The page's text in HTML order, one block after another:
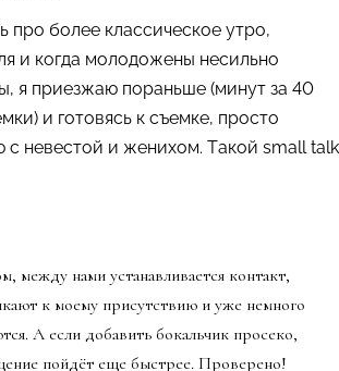
про более классическое утро,
и когда молодожены несильно
я приезжаю пораньше (минут за 40
и готовясь к съемке, просто
с невестой и женихом. Такой small talk
между нами устанавливается контакт,
к моему присутствию и уже немного
А если добавить бокальчик просеко,
пойдёт еще быстрее. Проверено!